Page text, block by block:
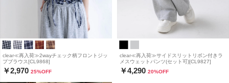
clear≪再入荷≫2wayチェック柄フロントジッ
プブラウス[CL9868]
￥2,970 25%OFF
clear≪再入荷≫サイドスリットリボン付きラ
メスウェットパンツ(セット可)[CL9827]
￥4,290 20%OFF